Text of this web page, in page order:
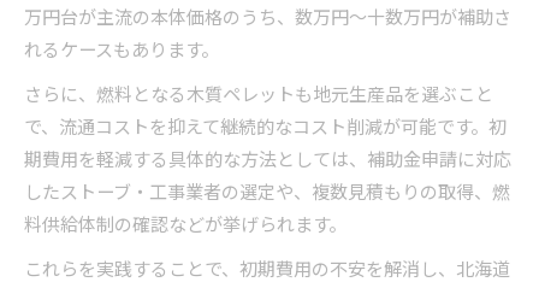
万円台が主流の本体価格のうち、数万円～十数万円が補助さ
れるケースもあります。
さらに、燃料となる木質ペレットも地元生産品を選ぶこと
で、流通コストを抑えて継続的なコスト削減が可能です。初
期費用を軽減する具体的な方法としては、補助金申請に対応
したストーブ・工事業者の選定や、複数見積もりの取得、燃
料供給体制の確認などが挙げられます。
これらを実践することで、初期費用の不安を解消し、北海道